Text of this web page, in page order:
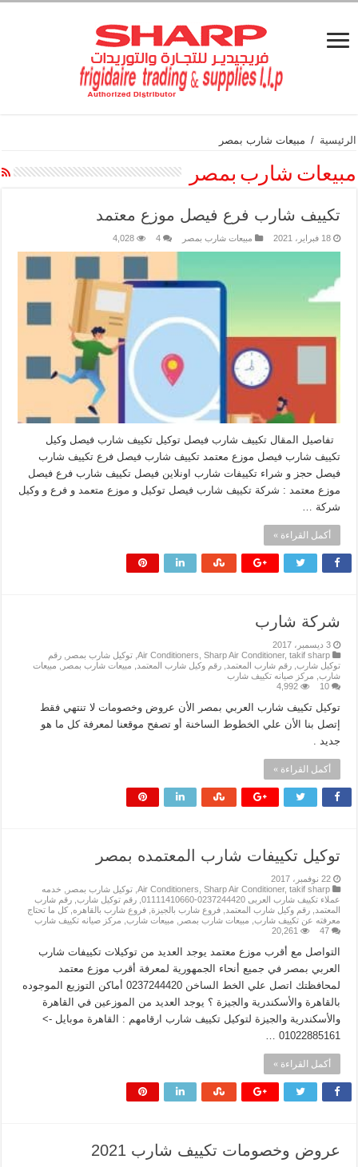
الرئيسية / مبيعات شارب بمصر
مبيعات شارب بمصر
تكييف شارب فرع فيصل موزع معتمد
18 فبراير، 2021 مبيعات شارب بمصر 4
4,028
تفاصيل المقال تكييف شارب فيصل توكيل تكييف شارب فيصل وكيل
تكييف شارب فيصل موزع معتمد تكييف شارب فيصل فرع تكييف شارب
فيصل حجز و شراء تكييفات شارب اونلاين فيصل تكييف شارب فرع فيصل
موزع معتمد : شركة تكييف شارب فيصل توكيل و موزع متعمد و فرع و وكيل
شركة …
أكمل القراءة »
شركة شارب
3 ديسمبر، 2017
Air Conditioners ,Sharp Air Conditioner,takif sharp
, توكيل شارب بمصر
رقم
توكيل شارب, رقم شارب المعتمد رقم وكيل شارب المعتمد مبيعات شارب بمصر
مبيعات
شارب, مركز صيانه تكييف شارب
10
4,992
توكيل تكييف شارب العربي بمصر الأن عروض وخصومات لا تنتهي فقط
إتصل بنا الأن علي الخطوط الساخنة أو تصفح موقعنا لمعرفة كل ما هو
جديد .
أكمل القراءة »
توكيل تكييفات شارب المعتمده بمصر
22 نوفمبر، 2017
Air Conditioners ,Sharp Air Conditioner,takif sharp
, توكيل شارب بمصر
خدمه
عملاء تكييف شارب العربى 0237244420-01111410660
, رقم توكيل شارب, رقم شارب
المعتمد
رقم وكيل شارب المعتمد فروع شارب بالجيزة, فروع شارب بالقاهره, كل ما تحتاج
معرفته عن تكييف شارب, مبيعات شارب بمصر مبيعات شارب, مركز صيانه تكييف شارب
47
20,261
التواصل مع أقرب موزع معتمد يوجد العديد من توكيلات تكييفات شارب
العربي بمصر في جميع أنحاء الجمهورية لمعرفة أقرب موزع معتمد
لمحافظتك اتصل علي الخط الساخن 0237244420 أماكن التوزيع الموجوده
بالقاهرة والأسكندرية والجيزة ؟ يوجد العديد من الموزعين في القاهرة
والأسكندرية والجيزة لتوكيل تكييف شارب ارقامهم : القاهرة موبايل ->
01022885161 …
أكمل القراءة »
عروض وخصومات تكييف شارب 2021